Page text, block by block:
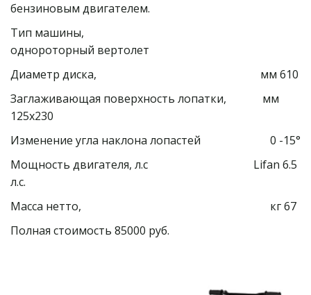
бензиновым двигателем.
Тип машины,
однороторный вертолет
Заглаживающая поверхность лопатки,             мм
125х230
Изменение угла наклона лопастей                         0 -15°
Мощность двигателя, л.с                                      Lifan 6.5
л.с.
Масса нетто,                                                                    кг 67
Полная стоимость 85000 руб.